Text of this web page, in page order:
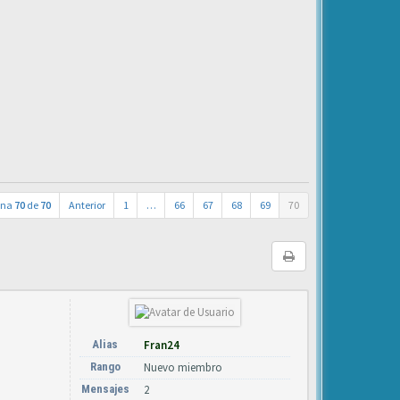
70 de 70 Anterior 1 … 66 67 68 69 70
Alias Fran24
Rango Nuevo miembro
Mensajes 2